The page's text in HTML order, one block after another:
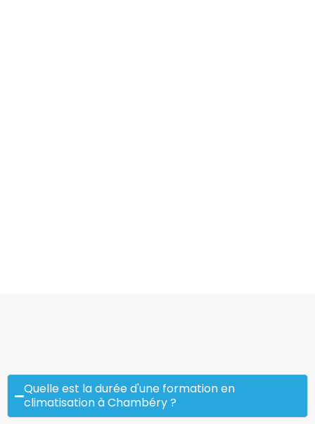
Quelle est la durée d'une formation en
climatisation à Chambéry ?